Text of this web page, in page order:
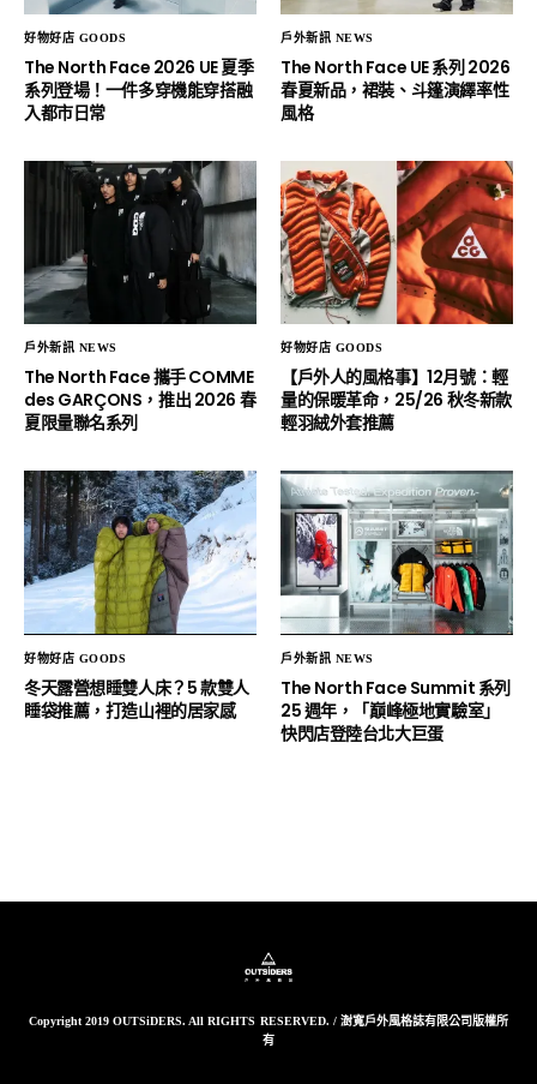
好物好店 GOODS
The North Face 2026 UE 夏季
系列登場！一件多穿機能穿搭融
入都市日常
戶外新訊 NEWS
The North Face UE 系列 2026
春夏新品，裙裝、斗篷演繹率性
風格
戶外新訊 NEWS
The North Face 攜手 COMME
des GARÇONS，推出 2026 春
夏限量聯名系列
好物好店 GOODS
【戶外人的風格事】12月號：輕
量的保暖革命，25/26 秋冬新款
輕羽絨外套推薦
好物好店 GOODS
冬天露營想睡雙人床？5 款雙人
睡袋推薦，打造山裡的居家感
戶外新訊 NEWS
The North Face Summit 系列
25 週年，「巔峰極地實驗室」
快閃店登陸台北大巨蛋
Copyright 2019 OUTSiDERS. All RIGHTS RESERVED. / 澍寬戶外風格誌有限公司版權所
有